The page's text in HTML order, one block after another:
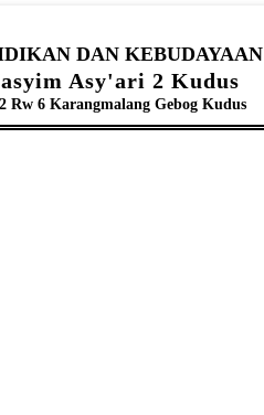
DAN KEBUDAYAAN
Asy'ari 2 Kudus
Rw 6 Karangmalang Gebog Kudus